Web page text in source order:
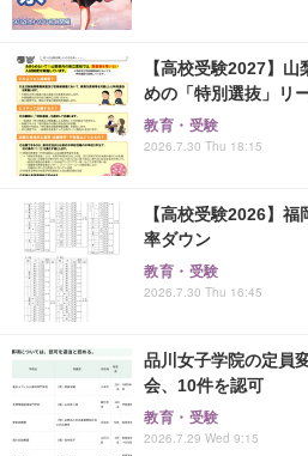
【高校受験2027】
めの「特別選抜」リ
教育・受験
2026.7.30 Thu 18:15
【高校受験2026】
率ダウン
教育・受験
2026.7.30 Thu 16:45
品川女子学院の定員
会、10件を認可
教育・受験
2026.7.29 Wed 9:15